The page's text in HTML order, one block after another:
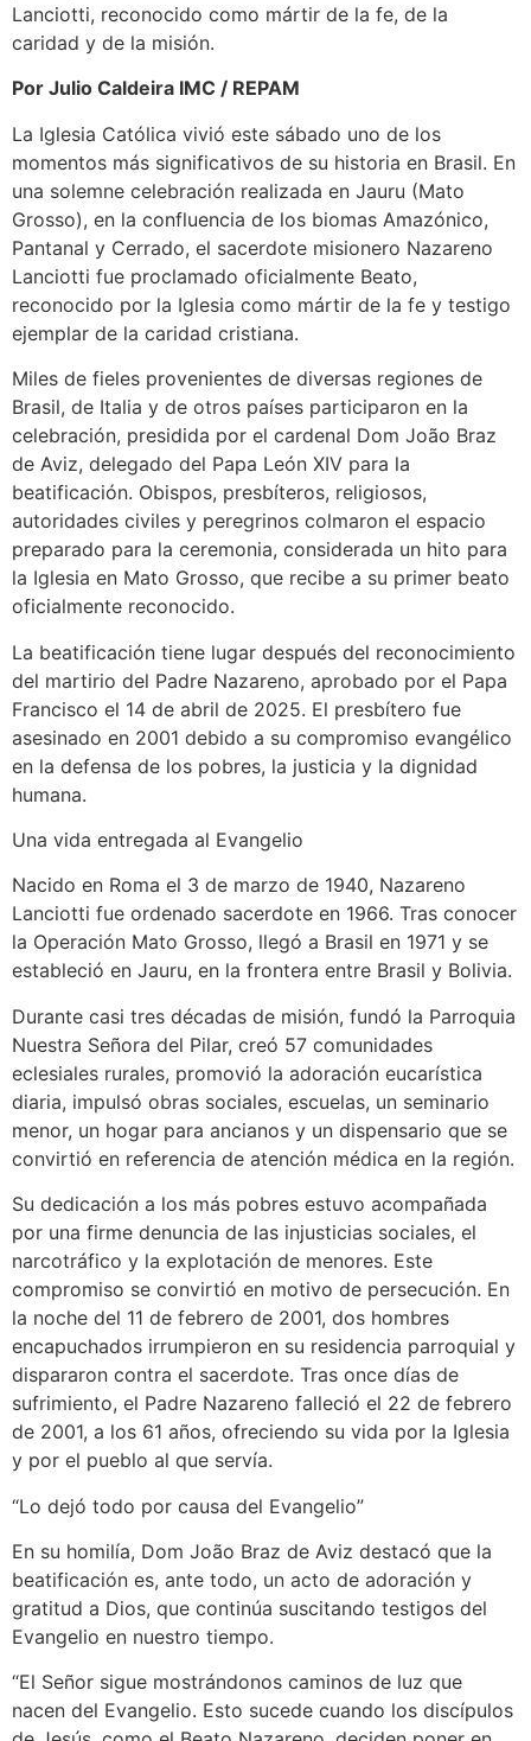
Lanciotti, reconocido como mártir de la fe, de la
caridad y de la misión.
Por Julio Caldeira IMC / REPAM
La Iglesia Católica vivió este sábado uno de los
momentos más significativos de su historia en Brasil. En
una solemne celebración realizada en Jauru (Mato
Grosso), en la confluencia de los biomas Amazónico,
Pantanal y Cerrado, el sacerdote misionero Nazareno
Lanciotti fue proclamado oficialmente Beato,
reconocido por la Iglesia como mártir de la fe y testigo
ejemplar de la caridad cristiana.
Miles de fieles provenientes de diversas regiones de
Brasil, de Italia y de otros países participaron en la
celebración, presidida por el cardenal Dom João Braz
de Aviz, delegado del Papa León XIV para la
beatificación. Obispos, presbíteros, religiosos,
autoridades civiles y peregrinos colmaron el espacio
preparado para la ceremonia, considerada un hito para
la Iglesia en Mato Grosso, que recibe a su primer beato
oficialmente reconocido.
La beatificación tiene lugar después del reconocimiento
del martirio del Padre Nazareno, aprobado por el Papa
Francisco el 14 de abril de 2025. El presbítero fue
asesinado en 2001 debido a su compromiso evangélico
en la defensa de los pobres, la justicia y la dignidad
humana.
Una vida entregada al Evangelio
Nacido en Roma el 3 de marzo de 1940, Nazareno
Lanciotti fue ordenado sacerdote en 1966. Tras conocer
la Operación Mato Grosso, llegó a Brasil en 1971 y se
estableció en Jauru, en la frontera entre Brasil y Bolivia.
Durante casi tres décadas de misión, fundó la Parroquia
Nuestra Señora del Pilar, creó 57 comunidades
eclesiales rurales, promovió la adoración eucarística
diaria, impulsó obras sociales, escuelas, un seminario
menor, un hogar para ancianos y un dispensario que se
convirtió en referencia de atención médica en la región.
Su dedicación a los más pobres estuvo acompañada
por una firme denuncia de las injusticias sociales, el
narcotráfico y la explotación de menores. Este
compromiso se convirtió en motivo de persecución. En
la noche del 11 de febrero de 2001, dos hombres
encapuchados irrumpieron en su residencia parroquial y
dispararon contra el sacerdote. Tras once días de
sufrimiento, el Padre Nazareno falleció el 22 de febrero
de 2001, a los 61 años, ofreciendo su vida por la Iglesia
y por el pueblo al que servía.
“Lo dejó todo por causa del Evangelio”
En su homilía, Dom João Braz de Aviz destacó que la
beatificación es, ante todo, un acto de adoración y
gratitud a Dios, que continúa suscitando testigos del
Evangelio en nuestro tiempo.
“El Señor sigue mostrándonos caminos de luz que
nacen del Evangelio. Esto sucede cuando los discípulos